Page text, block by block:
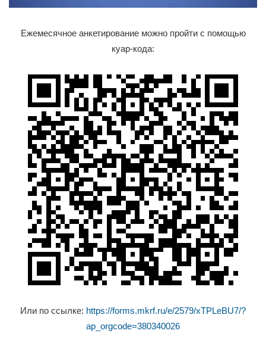
Ежемесячное анкетирование можно пройти с помощью
куар-кода:
Или по ссылке: https://forms.mkrf.ru/e/2579/xTPLeBU7/?
ap_orgcode=380340026